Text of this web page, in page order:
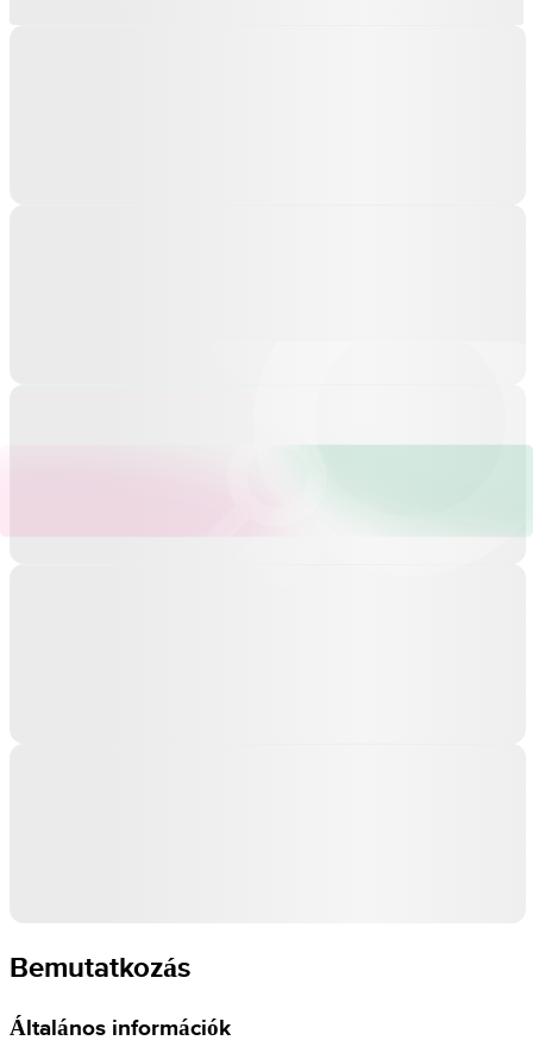
Bemutatkozás
Általános információk